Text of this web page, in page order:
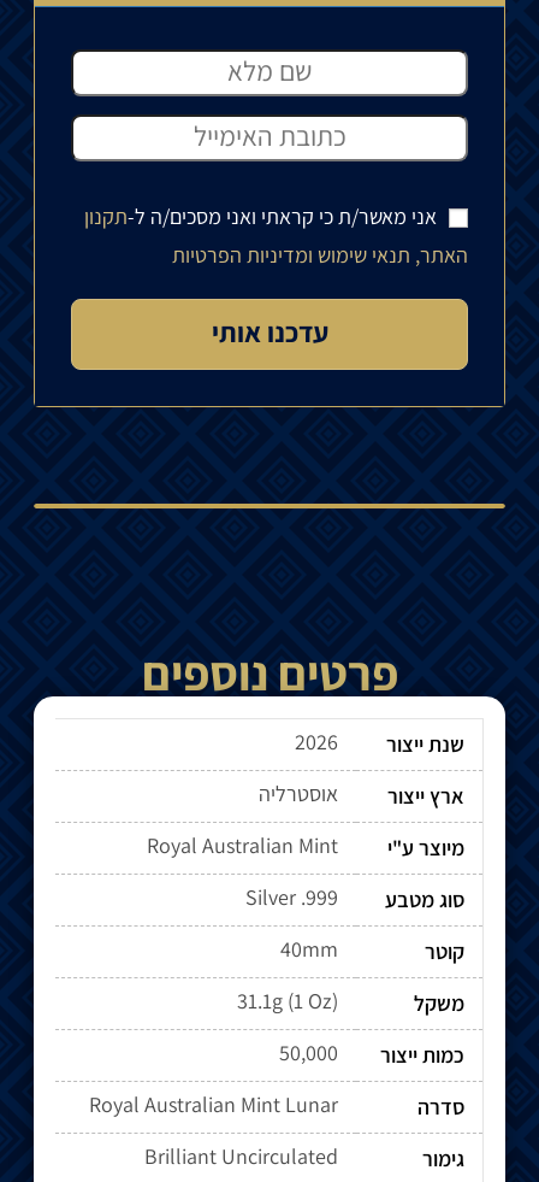
אני מאשר/ת כי קראתי ואני מסכים/ה ל-תקנון
האתר, תנאי שימוש ומדיניות הפרטיות
פרטים נוספים
שנת ייצור
2026
ארץ ייצור
אוסטרליה
מיוצר ע"י
Royal Australian Mint
סוג מטבע
Silver .999
קוטר
40mm
משקל
31.1g (1 Oz)
כמות ייצור
50,000
סדרה
Royal Australian Mint Lunar
גימור
Brilliant Uncirculated